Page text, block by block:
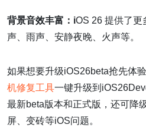
背景音效丰富：iOS 26 提供了更
声、雨声、安静夜晚、火声等。
如果想要升级iOS26beta抢先体
机修复工具一键升级到
最新beta版本和正式版，还可降
屏、变砖等iOS问题。